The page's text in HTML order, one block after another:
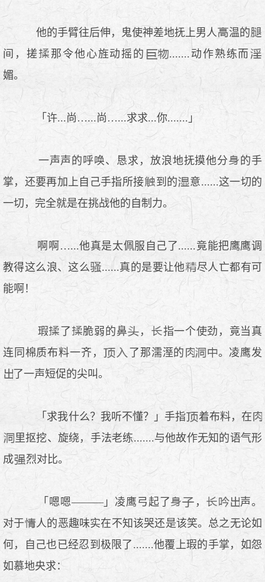
他的手臂往后伸，鬼使神差地抚上男人
温的
间，搓
那令他心旌动摇的
.......动作熟练而
媚。
「许...尚…...尚…...求求...你.......」
一声声的呼唤、恳求，放浪地抚摸他分
的手
掌，还要再加上自己手指所接
到的
意......这一切的
一切，完全就是在挑战他的自制力。
啊啊…...他真是太佩服自己了......竟能把鹰鹰调
教得这么浪、这么
......真的是要让他
尽人亡都有可
能啊！
瑕 了 脆弱的鼻 ，
指一个使劲，竟当真
连同棉质布料一齐，
了那濡溼的
。凌鹰发
了一声短促的尖叫。
「求我什么？我听不懂？」手指
着布料，在
里抠挖、旋绕，手法老练.......与他故作无知的语气形
成
烈对比。
「嗯嗯———」凌鹰弓起了 ，
声。
对于
人的恶趣味实在不知该哭还是该笑。总之无论如
何，自己也已经忍到极限了.......他覆上瑕的手掌，如怨
如慕地央求：